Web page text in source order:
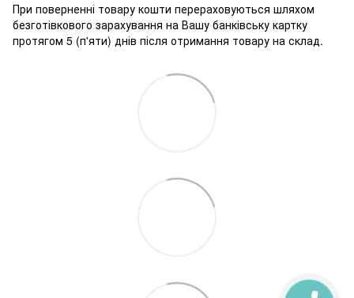
При поверненні товару кошти перераховуються шляхом
безготівкового зарахування на Вашу банківську картку
протягом 5 (п'яти) днів після отримання товару на склад.